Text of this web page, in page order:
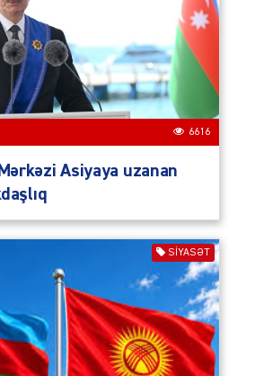
6616
Asiyaya uzanan
SIYASƏT